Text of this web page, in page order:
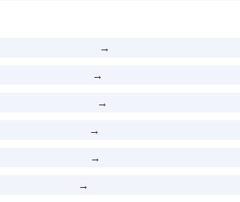
→
→
→
→
→
→